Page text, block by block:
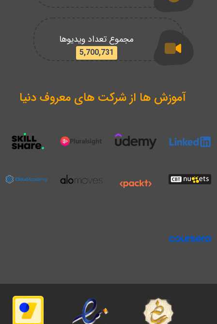
مجموع تعداد ویدیوها
5,700,731
آموزش ها از شرکت های معروف دنیا